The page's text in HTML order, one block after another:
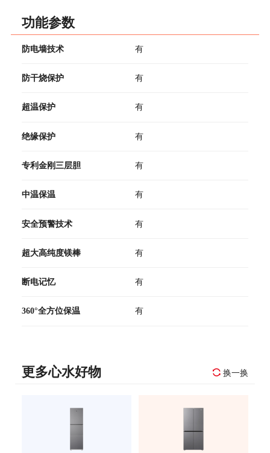
功能参数
防电墙技术 有
防干烧保护 有
超温保护 有
绝缘保护 有
专利金刚三层胆 有
中温保温 有
安全预警技术 有
超大高纯度镁棒 有
断电记忆 有
360°全方位保温 有
更多心水好物 换一换